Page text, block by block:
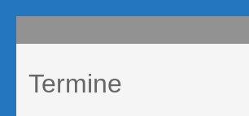
Inhalt
(Enter
drücken)
compurem
Termine